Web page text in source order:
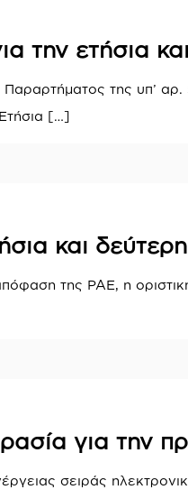
την ετήσια
της υπ’
[…]
και
της ΡΑΕ, η
για την
σειράς